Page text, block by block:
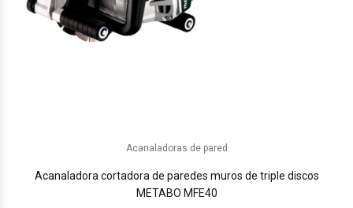
Acanaladoras de pared
Acanaladora cortadora de paredes muros de triple discos
METABO MFE40